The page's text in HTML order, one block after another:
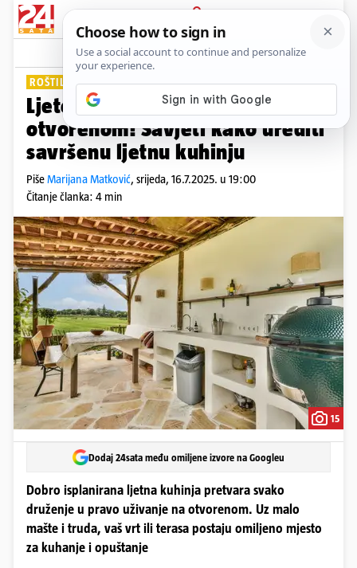
PRIJAVA
Lifestyle Komentari
ROŠTILJ, HLAD I DRUŽENJE
Ljeto je vrijeme za kuhanje na
otvorenom! Savjeti kako urediti
savršenu ljetnu kuhinju
PišeMarijana Matković, srijeda, 16.7.2025. u 19:00
Čitanje članka: 4 min
15
Dodaj 24sata među omiljene izvore na Googleu
Dobro isplanirana ljetna kuhinja pretvara svako
druženje u pravo uživanje na otvorenom. Uz malo
mašte i truda, vaš vrt ili terasa postaju omiljeno mjesto
za kuhanje i opuštanje